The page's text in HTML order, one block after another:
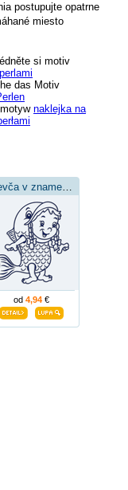
postupujte opatrne
miesto
si motiv
das Motiv
naklejka na
Dievča v znamení ryby
od 4,94 €